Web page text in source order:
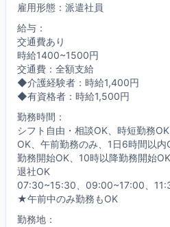
雇用形態：派遣社員
給与：
交通費あり
時給1400~1500円
交通費：全額支給
◆介護経験者：時給1,400円
◆有資格者：時給1,500円
勤務時間：
シフト自由・相談OK、時短勤務
OK、午前勤務のみ、1日6時間以
勤務開始OK、10時以降勤務開始
退社OK
07:30~15:30、09:00~17:00、
★午前中のみ勤務もOK
勤務地：